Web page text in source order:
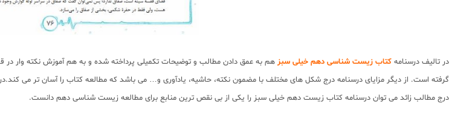
در تالیف درسنامه کتاب زیست شناسی دهم خیلی سبز هم به عمق دادن مطالب و توضیحات تکمیلی پرداخته شده و به هم آموزش نکته وار
گرفته است. از دیگر مزایای درسنامه درج شکل های مختلف با مضمون نکته، حاشیه، یادآوری و… می باشد که مطالعه کتاب را آسان تر می
درج مطالب زائد می توان درسنامه کتاب زیست دهم خیلی سبز را یکی از بی نقص ترین منابع برای مطالعه زیست شناسی دهم دانست.